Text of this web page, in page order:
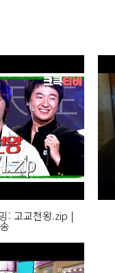
: 고교천왕.zip |